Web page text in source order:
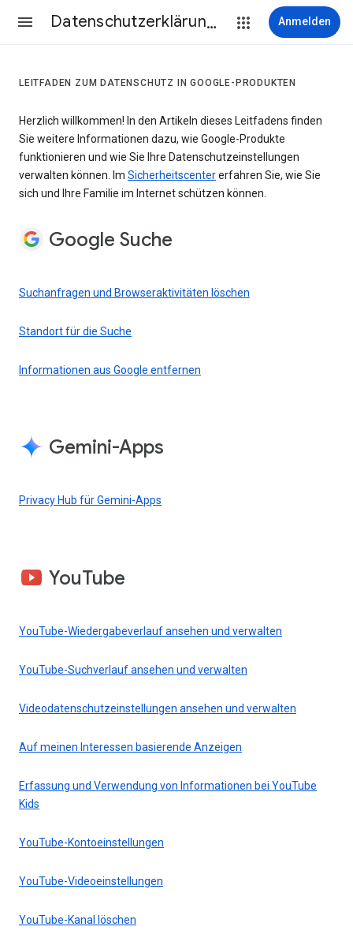
Datenschutzerklärung & Nutzungsbedingungen Anmelden
LEITFADEN ZUM DATENSCHUTZ IN GOOGLE-PRODUKTEN
Herzlich willkommen! In den Artikeln dieses Leitfadens finden
Sie weitere Informationen dazu, wie Google-Produkte
funktionieren und wie Sie Ihre Datenschutzeinstellungen
verwalten können. Im Sicherheitscentererfahren Sie, wie Sie
sich und Ihre Familie im Internet schützen können.
Google Suche
Suchanfragen und Browseraktivitäten löschen
Standort für die Suche
Informationen aus Google entfernen
Gemini-Apps
Privacy Hub für Gemini-Apps
YouTube
YouTube-Wiedergabeverlauf ansehen und verwalten
YouTube-Suchverlauf ansehen und verwalten
Videodatenschutzeinstellungen ansehen und verwalten
Auf meinen Interessen basierende Anzeigen
Erfassung und Verwendung von Informationen bei YouTube
Kids
YouTube-Kontoeinstellungen
YouTube-Videoeinstellungen
YouTube-Kanal löschen